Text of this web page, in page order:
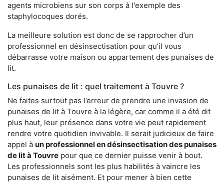
agents microbiens sur son corps à l'exemple des
staphylocoques dorés.
La meilleure solution est donc de se rapprocher d’un
professionnel en désinsectisation pour qu’il vous
débarrasse votre maison ou appartement des punaises de
lit.
Les punaises de lit : quel traitement à Touvre ?
Ne faites surtout pas l’erreur de prendre une invasion de
punaises de lit à Touvre à la légère, car comme il a été dit
plus haut, leur présence dans votre vie peut rapidement
rendre votre quotidien invivable. Il serait judicieux de faire
appel à un professionnel en désinsectisation des punaises
de lit à Touvre pour que ce dernier puisse venir à bout.
Les professionnels sont les plus habilités à vaincre les
punaises de lit aisément. Et pour mener à bien cette